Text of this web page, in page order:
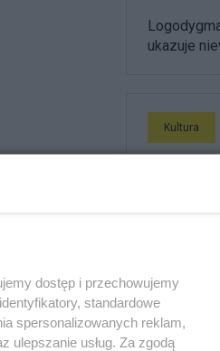
ukazuje
Kultura
Ewolucja
Piszą na
Rafał Woś
dostęp i przechowujemy
standardowe
spersonalizowanych reklam,
ulepszanie usług. Za zgodą